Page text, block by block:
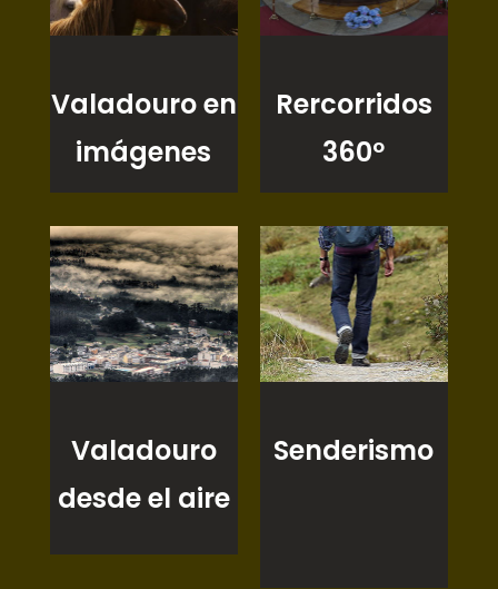
Valadouro en
imágenes
Rercorridos
360º
Valadouro
desde el aire
Senderismo